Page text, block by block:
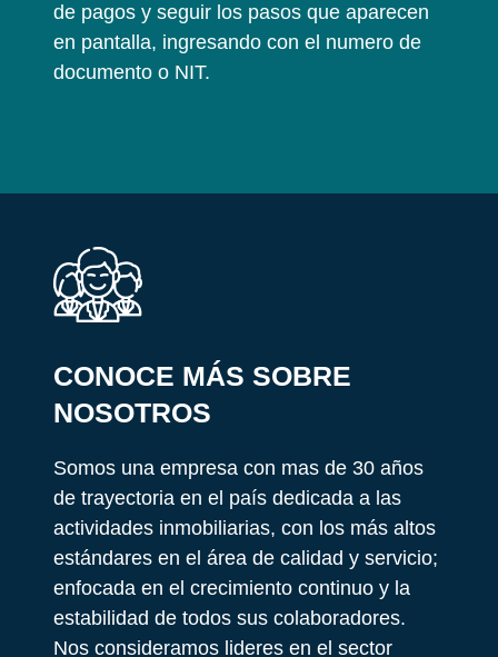
de pagos y seguir los pasos que aparecen
en pantalla, ingresando con el numero de
documento o NIT.
CONOCE MÁS SOBRE
NOSOTROS
Somos una empresa con mas de 30 años
de trayectoria en el país dedicada a las
actividades inmobiliarias, con los más altos
estándares en el área de calidad y servicio;
enfocada en el crecimiento continuo y la
estabilidad de todos sus colaboradores.
Nos consideramos lideres en el sector